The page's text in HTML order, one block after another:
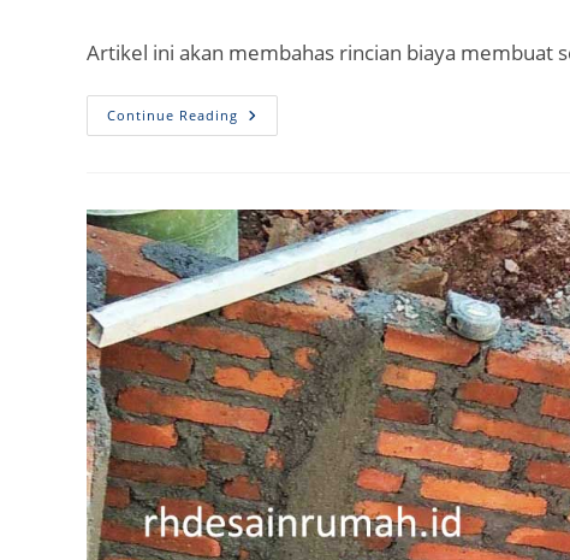
Artikel ini akan membahas rincian biaya membuat
Continue Reading Rincian
Biaya